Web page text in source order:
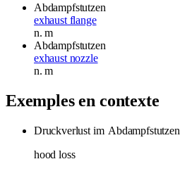
Abdampfstutzen
exhaust flange
n.m
Abdampfstutzen
exhaust nozzle
n.m
Exemples en contexte
Druckverlust im Abdampfstutzen
hood loss